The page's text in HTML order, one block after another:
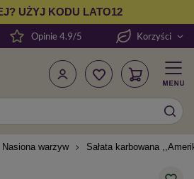
UŻYJ KODU LATO12
Opinie 4.9/5 Korzyści
Nasiona warzyw Sałata karbowana